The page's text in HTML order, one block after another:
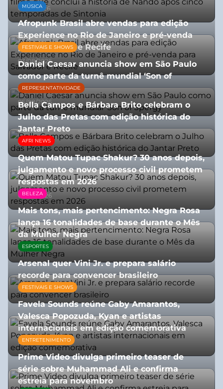
07/07/2026
MÚSICA
Afropunk Brasil abre vendas para edição
Experience no Rio de Janeiro e pré-venda
para Salvador e Recife
03/08/2026
FESTIVAIS E SHOWS
Daniel Caesar anuncia show em São Paulo
como parte da turnê mundial ‘Son of
Spergy’
05/08/2026
REPRESENTATIVIDADE
Bella Campos e Bárbara Brito celebram o
Julho das Pretas com edição histórica do
Jantar Preto
07/07/2026
AFRI NEWS
Quem Matou Tupac Shakur? 30 anos depois,
julgamento e novo processo civil prometem
respostas em 2026
05/08/2026
BELEZA
Mais tons, mais pertencimento: Negra Rosa
lança 16 tonalidades de base durante o Mês
da Mulher Negra
28/07/2026
ESPORTES
Arsenal quer Vini Jr. e prepara salário
recorde para convencer brasileiro
27/07/2026
FESTIVAIS E SHOWS
Favela Sounds reúne Gaby Amarantos,
Valesca Popozuda, Kyan e artistas
internacionais em edição comemorativa
31/07/2026
ENTRETENIMENTO
Prime Video divulga primeiro teaser de
série sobre Muhammad Ali e confirma
estreia para novembro